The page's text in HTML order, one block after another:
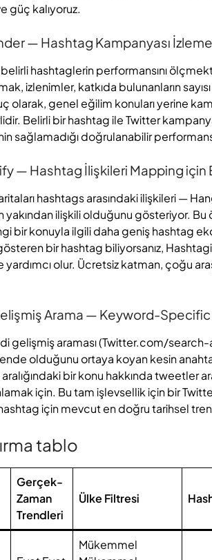
güç kalıyoruz.
— Hashtag Kampanyası İzleme
hashtaglerin performansını
izlenimler, katkıda bulunanların
olarak, genel eğilim konuları yerine
Belirli bir hashtag ile Twitter
sağlamadığı doğrulanabilir
— Hashtag İlişkileri Mapping için
hashtags arasındaki ilişkileri —
yakından ilişkili olduğunu gösteriyor. Bu
bir konuyla ilgili daha geniş hashtag
bir hashtag biliyorsanız,
olur. Ücretsiz katman, çoğu
Arama — Keyword-Specific
gelişmiş araması (Twitter.com/
olduğunu ortaya koyan kesin
bir konu hakkında tweetler
için. Bu tam işlevsellik için bir
için mevcut en doğru tarihsel
tablo
Gerçek-
Zaman
Trendleri
Ülke Filtresi
Mükemmel